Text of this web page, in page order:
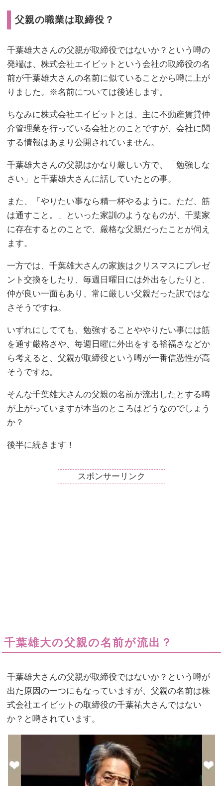
父親の職業は取締役？
千葉雄大さんの父親が取締役ではないか？という噂の
発端は、株式会社エイビットという会社の取締役の名
前が千葉雄大さんの名前に似ていることから噂に上が
りました。※名前については後述します。
ちなみに株式会社エイビットとは、主に不動産賃貸仲
介管理業を行っている会社とのことですが、会社に関
する情報はあまり公開されていません。
千葉雄大さんの父親はかなり厳しい方で、「勉強しな
さい」と千葉雄大さんに話していたとの事。
また、「やりたい事なら精一杯やるように。ただ、筋
は通すこと。」といった家訓のようなものが、千葉家
に存在するとのことで、厳格な父親だったことが伺え
ます。
一方では、千葉雄大さんの家族はクリスマスにプレゼ
ント交換をしたり、毎週日曜日には外出をしたりと、
仲が良い一面もあり、常に厳しい父親だった訳ではな
さそうですね。
いずれにしてても、勉強することややりたい事には筋
を通す厳格さや、毎週日曜に外出をする裕福さなどか
ら考えると、父親が取締役という噂が一番信憑性が高
そうですね。
そんな千葉雄大さんの父親の名前が流出したとする噂
が上がっていますが本当のところはどうなのでしょう
か？
後半に続きます！
スポンサーリンク
千葉雄大の父親の名前が流出？
千葉雄大さんの父親が取締役ではないか？という噂が
出た原因の一つにもなっていますが、父親の名前は株
式会社エイビットの取締役の千葉祐大さんではない
か？と噂されています。